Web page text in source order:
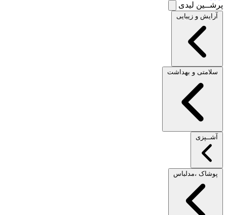
پرشــین لیدی
آرایش و زیبایی
سلامتی و بهداشت
آشــپزی
پوشاک ،مدلباس